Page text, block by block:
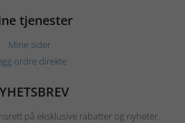
tjenester
Mine sider
ordre direkte
på eksklusive rabatter og nyheter.